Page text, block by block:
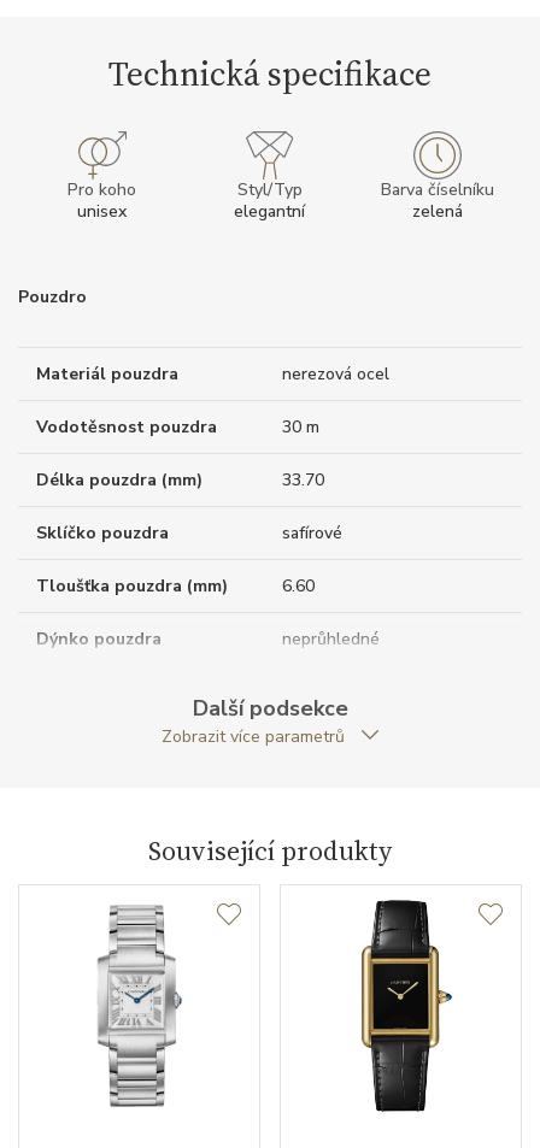
Technická specifikace
Pro koho
unisex
Styl/Typ
elegantní
Barva číselníku
zelená
Pouzdro
Materiál pouzdra nerezová ocel
Vodotěsnost pouzdra 30 m
Délka pouzdra (mm) 33.70
Sklíčko pouzdra safírové
Tloušťka pouzdra (mm) 6.60
Dýnko pouzdra neprůhledné
Šířka pouzdra (mm) 25.50
Kalibr strojku
Datumovka
Další podsekce
Zobrazit více parametrů
Související produkty